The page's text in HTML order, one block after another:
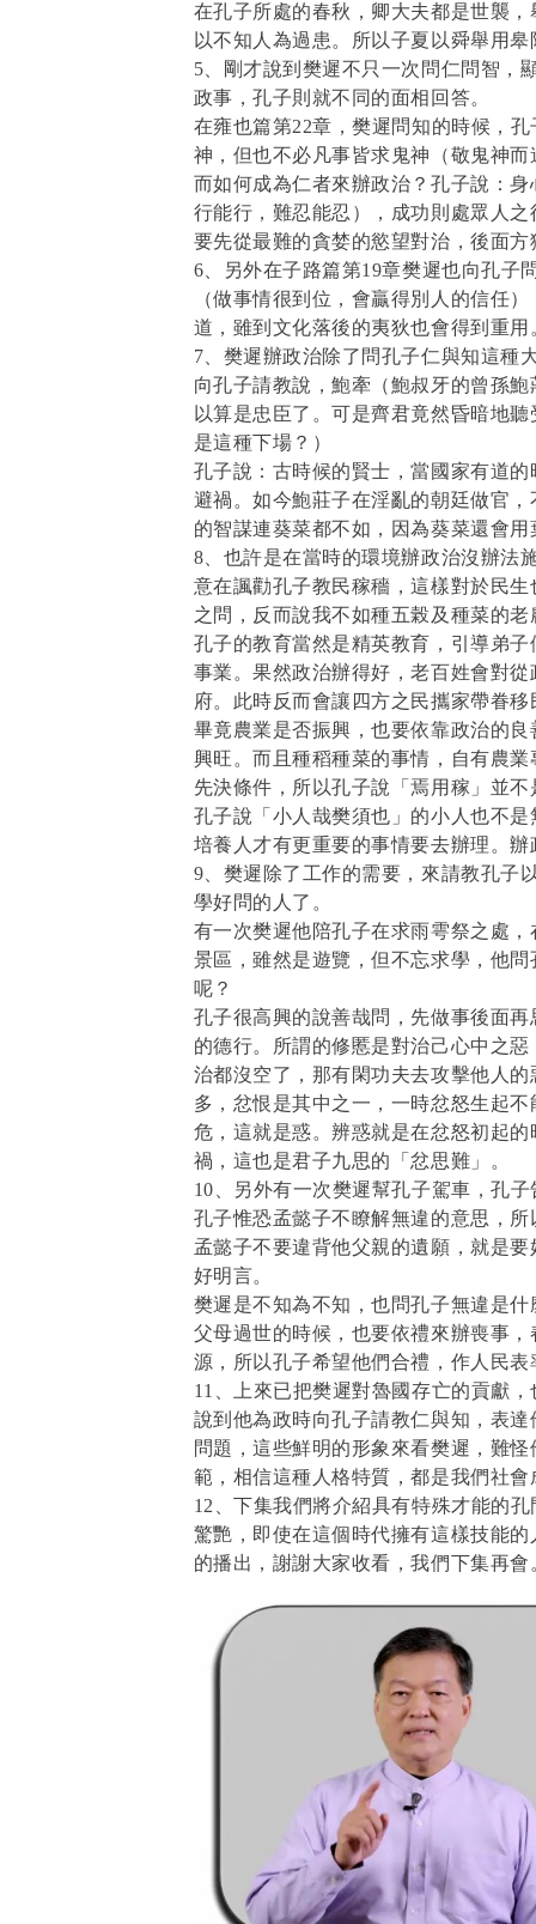
在孔子所處的春秋，卿大夫都是世襲
以不知人為過患。所以子夏以舜舉用
5、剛才說到樊遲不只一次問仁問智，
政事，孔子則就不同的面相回答。
在雍也篇第22章，樊遲問知的時候，
神，但也不必凡事皆求鬼神（敬鬼神
而如何成為仁者來辦政治？孔子說：
行能行，難忍能忍），成功則處眾人
要先從最難的貪婪的慾望對治，後面方
6、另外在子路篇第19章樊遲也向孔子
（做事情很到位，會贏得別人的信任
道，雖到文化落後的夷狄也會得到重用
7、樊遲辦政治除了問孔子仁與知這種
向孔子請教說，鮑牽（鮑叔牙的曾孫
以算是忠臣了。可是齊君竟然昏暗地
是這種下場？）
孔子說：古時候的賢士，當國家有道
避禍。如今鮑莊子在淫亂的朝廷做官
的智謀連葵菜都不如，因為葵菜還會
8、也許是在當時的環境辦政治沒辦法
意在諷勸孔子教民稼穡，這樣對於民
之問，反而說我不如種五榖及種菜的老
孔子的教育當然是精英教育，引導弟
事業。果然政治辦得好，老百姓會對
府。此時反而會讓四方之民攜家帶眷
畢竟農業是否振興，也要依靠政治的
興旺。而且種稻種菜的事情，自有農
先決條件，所以孔子說「焉用稼」並
孔子說「小人哉樊須也」的小人也不
培養人才有更重要的事情要去辦理。
9、樊遲除了工作的需要，來請教孔子
學好問的人了。
有一次樊遲他陪孔子在求雨雩祭之處
景區，雖然是遊覽，但不忘求學，他
呢？
孔子很高興的說善哉問，先做事後面
的德行。所謂的修慝是對治己心中之
治都沒空了，那有閑功夫去攻擊他人
多，忿恨是其中之一，一時忿怒生起
危，這就是惑。辨惑就是在忿怒初起
禍，這也是君子九思的「忿思難」。
10、另外有一次樊遲幫孔子駕車，孔
孔子惟恐孟懿子不瞭解無違的意思，
孟懿子不要違背他父親的遺願，就是
好明言。
樊遲是不知為不知，也問孔子無違是
父母過世的時候，也要依禮來辦喪事
源，所以孔子希望他們合禮，作人民表
11、上來已把樊遲對魯國存亡的貢獻
說到他為政時向孔子請教仁與知，表
問題，這些鮮明的形象來看樊遲，難
範，相信這種人格特質，都是我們社會
12、下集我們將介紹具有特殊才能的
驚艷，即使在這個時代擁有這樣技能
的播出，謝謝大家收看，我們下集再會